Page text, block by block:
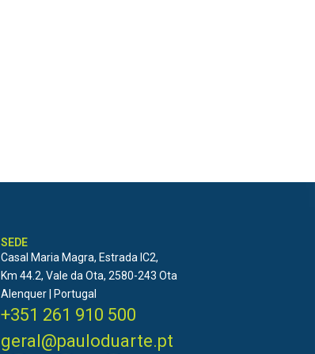
SEDE
Casal Maria Magra, Estrada IC2,
Km 44.2, Vale da Ota, 2580-243 Ota
Alenquer | Portugal
+351 261 910 500
geral@pauloduarte.pt